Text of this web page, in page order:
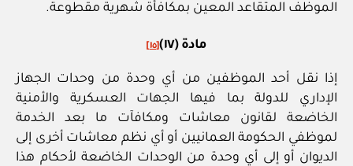
الموظف المتقاعد المعين بمكافأة شهرية مقطوعة.
مادة (١٧) [١٥]
إذا نقل أحد الموظفين من أي وحدة من وحدات الجهاز
الإداري للدولة بما فيها الجهات العسكرية والأمنية
الخاضعة لقانون معاشات ومكافآت ما بعد الخدمة
لموظفي الحكومة العمانيين أو أي نظم معاشات أخرى إلى
الديوان أو إلى أي وحدة من الوحدات الخاضعة لأحكام هذا